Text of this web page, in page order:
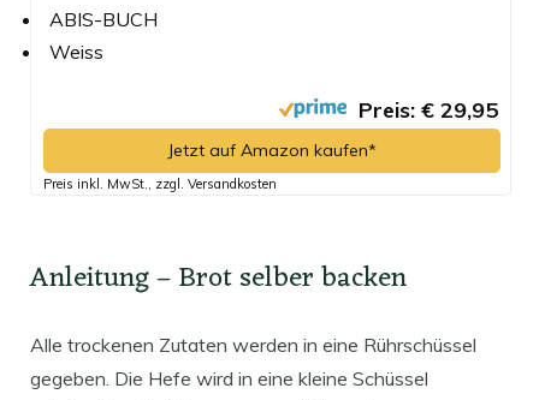
ABIS-BUCH
Weiss
Preis: € 29,95
Jetzt auf Amazon kaufen*
Preis inkl. MwSt., zzgl. Versandkosten
Anleitung – Brot selber backen
Alle trockenen Zutaten werden in eine Rührschüssel
gegeben. Die Hefe wird in eine kleine Schüssel